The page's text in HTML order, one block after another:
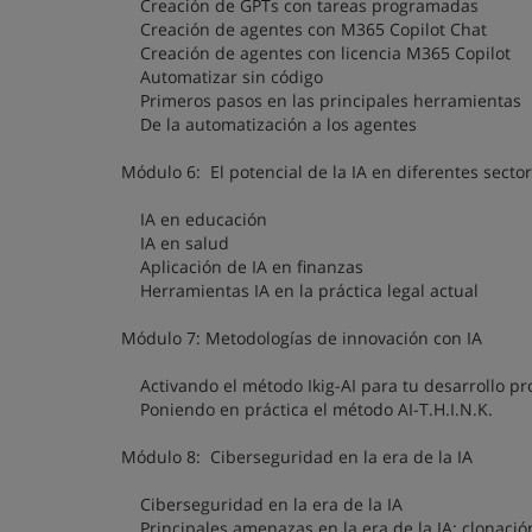
Creación de GPTs con tareas programadas
Creación de agentes con M365 Copilot Chat
Creación de agentes con licencia M365 Copilot
Automatizar sin código
Primeros pasos en las principales herramientas
De la automatización a los agentes
Módulo 6: El potencial de la IA en diferentes
IA en educación
IA en salud
Aplicación de IA en finanzas
Herramientas IA en la práctica legal actual
Módulo 7: Metodologías de innovación con IA
Activando el método Ikig-AI para tu desarrollo
Poniendo en práctica el método AI-T.H.I.N.K.
Módulo 8: Ciberseguridad en la era de la IA
Ciberseguridad en la era de la IA